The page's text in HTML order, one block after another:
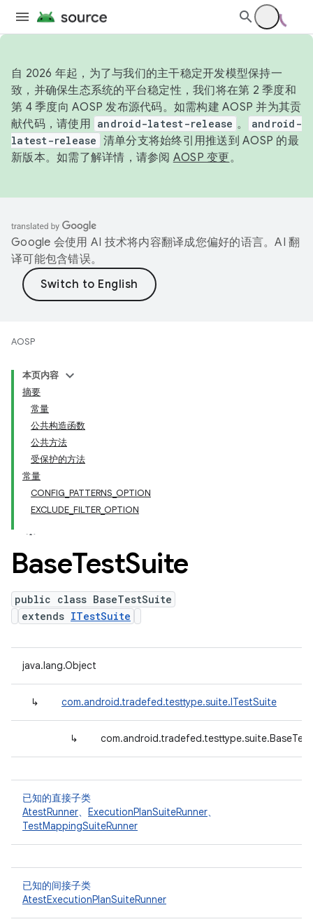
自 2026 年起，为了与我们的主干稳定开发模型保持一
致，并确保生态系统的平台稳定性，我们将在第 2 季度和
第 4 季度向 AOSP 发布源代码。如需构建 AOSP 并为其贡
献代码，请使用 android-latest-release 。
android-
latest-release 清单分支将始终引用推送到 AOSP 的最
新版本。如需了解详情，请参阅 AOSP 变更。
Google 会使用 AI 技术将内容翻译成您偏好的语言。AI 翻
译可能包含错误。
AOSP
本页内容
摘要
常量
公共构造函数
公共方法
受保护的方法
常量
CONFIG_PATTERNS_OPTION
EXCLUDE_FILTER_OPTION
BaseTestSuite
public class BaseTestSuite
extends ITestSuite
java.lang.Object
↳ com.android.tradefed.testtype.suite.ITestSuite
↳
已知的直接子类
AtestRunner、 ExecutionPlanSuiteRunner、
TestMappingSuiteRunner
已知的间接子类
AtestExecutionPlanSuiteRunner